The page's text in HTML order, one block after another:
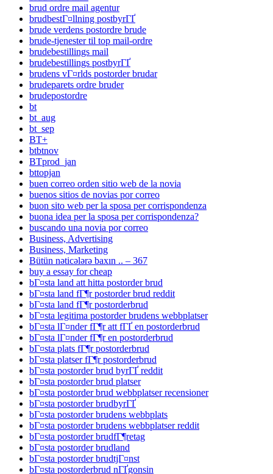
brud ordre mail agentur
brudbestГ¤llning postbyrГҐ
brude verdens postordre brude
brude-tjenester til top mail-ordre
brudebestillings mail
brudebestillings postbyrГҐ
brudens vГ¤rlds postorder brudar
brudeparets ordre bruder
brudepostordre
bt
bt_aug
bt_sep
BT+
btbtnov
BTprod_jan
bttopjan
buen correo orden sitio web de la novia
buenos sitios de novias por correo
buon sito web per la sposa per corrispondenza
buona idea per la sposa per corrispondenza?
buscando una novia por correo
Business, Advertising
Business, Marketing
Bütün nəticələrə baxın .. – 367
buy a essay for cheap
bГ¤sta land att hitta postorder brud
bГ¤sta land fГ¶r postorder brud reddit
bГ¤sta land fГ¶r postorderbrud
bГ¤sta legitima postorder brudens webbplatser
bГ¤sta lГ¤nder fГ¶r att fГҐ en postorderbrud
bГ¤sta lГ¤nder fГ¶r en postorderbrud
bГ¤sta plats fГ¶r postorderbrud
bГ¤sta platser fГ¶r postorderbrud
bГ¤sta postorder brud byrГҐ reddit
bГ¤sta postorder brud platser
bГ¤sta postorder brud webbplatser recensioner
bГ¤sta postorder brudbyrГҐ
bГ¤sta postorder brudens webbplats
bГ¤sta postorder brudens webbplatser reddit
bГ¤sta postorder brudfГ¶retag
bГ¤sta postorder brudland
bГ¤sta postorder brudtjГ¤nst
bГ¤sta postorderbrud nГҐgonsin